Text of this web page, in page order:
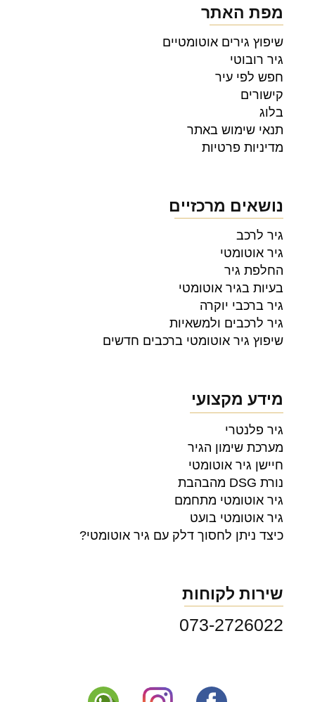
מפת האתר
שיפוץ גירים אוטומטיים
גיר רובוטי
חפש לפי עיר
קישורים
בלוג
תנאי שימוש באתר
מדיניות פרטיות
נושאים מרכזיים
גיר לרכב
גיר אוטומטי
החלפת גיר
בעיות בגיר אוטומטי
גיר ברכבי יוקרה
גיר לרכבים ולמשאיות
שיפוץ גיר אוטומטי ברכבים חדשים
מידע מקצועי
גיר פלנטרי
מערכת שימון הגיר
חיישן גיר אוטומטי
נורת DSG מהבהבת
גיר אוטומטי מתחמם
גיר אוטומטי בועט
כיצד ניתן לחסוך דלק עם גיר אוטומטי?
שירות לקוחות
073-2726022